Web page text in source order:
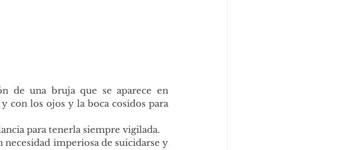
de una bruja que se aparece en
con los ojos y la boca cosidos para
para tenerla siempre vigilada.
imperiosa de suicidarse y